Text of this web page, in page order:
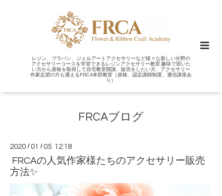
レジン、プラバン、ジェルアートアクセサリーなど様々な新しい分野の
アクセサリーコースを学習できるレジンアクセサリー教室 趣味で習いた
い方から資格を取得して自宅教室開講、販売をしたい方、アクセサリー
作家志望の方も通えるFRCA本部教室（資格、認定講師制度、通信講座あ
り）
FRCAブログ
2020 /01 /05 12:18
FRCAの人気作家様たちのアクセサリー販売
方法✨